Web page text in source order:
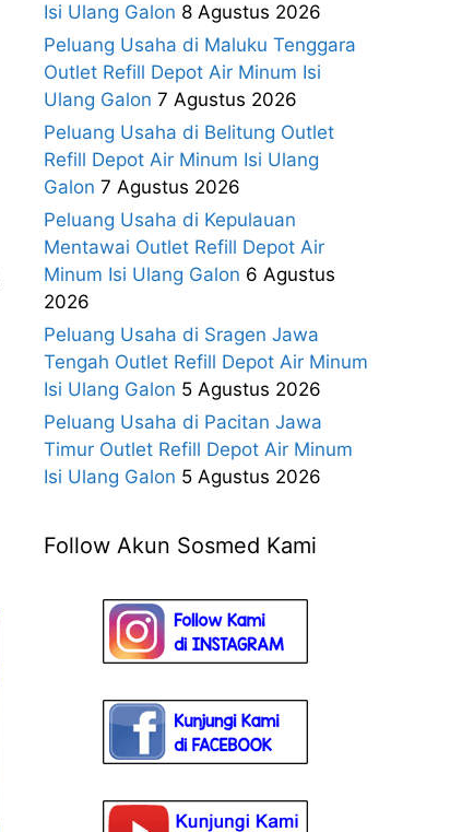
Isi Ulang Galon 8 Agustus 2026
Peluang Usaha di Maluku Tenggara
Outlet Refill Depot Air Minum Isi
Ulang Galon 7 Agustus 2026
Peluang Usaha di Belitung Outlet
Refill Depot Air Minum Isi Ulang
Galon 7 Agustus 2026
Peluang Usaha di Kepulauan
Mentawai Outlet Refill Depot Air
Minum Isi Ulang Galon 6 Agustus
2026
Peluang Usaha di Sragen Jawa
Tengah Outlet Refill Depot Air Minum
Isi Ulang Galon 5 Agustus 2026
Peluang Usaha di Pacitan Jawa
Timur Outlet Refill Depot Air Minum
Isi Ulang Galon 5 Agustus 2026
Follow Akun Sosmed Kami